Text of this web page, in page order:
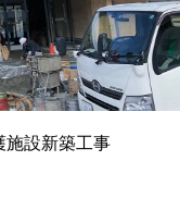
設新築工事